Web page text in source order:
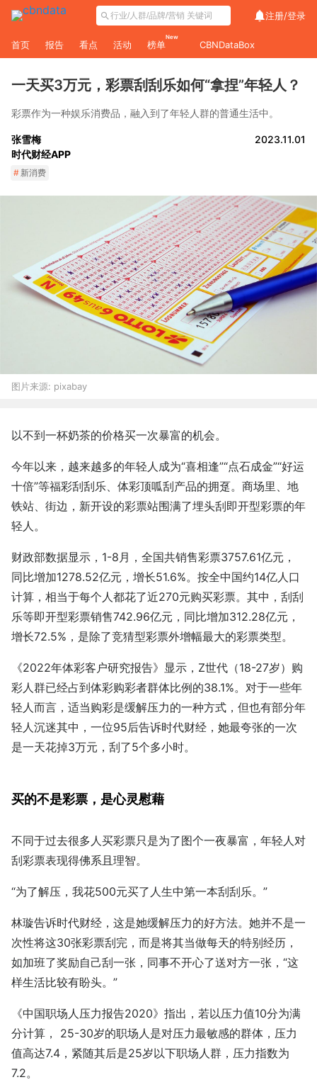
注册/登录
首页 报告 看点 活动 榜单
New
CBNDataBox
一天买3万元，彩票刮刮乐如何“拿捏”年轻人？
彩票作为一种娱乐消费品，融入到了年轻人群的普通生活中。
张雪梅
时代财经APP
2023.11.01
# 新消费
图片来源: pixabay
以不到一杯奶茶的价格买一次暴富的机会。
今年以来，越来越多的年轻人成为“喜相逢”“点石成金”“好运
十倍”等福彩刮刮乐、体彩顶呱刮产品的拥趸。商场里、地
铁站、街边，新开设的彩票站围满了埋头刮即开型彩票的年
轻人。
财政部数据显示，1-8月，全国共销售彩票3757.61亿元，
同比增加1278.52亿元，增长51.6%。按全中国约14亿人口
计算，相当于每个人都花了近270元购买彩票。其中，刮刮
乐等即开型彩票销售742.96亿元，同比增加312.28亿元，
增长72.5%，是除了竞猜型彩票外增幅最大的彩票类型。
《2022年体彩客户研究报告》显示，Z世代（18-27岁）购
彩人群已经占到体彩购彩者群体比例的38.1%。对于一些年
轻人而言，适当购彩是缓解压力的一种方式，但也有部分年
轻人沉迷其中，一位95后告诉时代财经，她最夸张的一次
是一天花掉3万元，刮了5个多小时。
买的不是彩票，是心灵慰藉
不同于过去很多人买彩票只是为了图个一夜暴富，年轻人对
刮彩票表现得佛系且理智。
“为了解压，我花500元买了人生中第一本刮刮乐。”
林璇告诉时代财经，这是她缓解压力的好方法。她并不是一
次性将这30张彩票刮完，而是将其当做每天的特别经历，
如加班了奖励自己刮一张，同事不开心了送对方一张，“这
样生活比较有盼头。”
《中国职场人压力报告2020》指出，若以压力值10分为满
分计算， 25-30岁的职场人是对压力最敏感的群体，压力
值高达7.4，紧随其后是25岁以下职场人群，压力指数为
7.2。